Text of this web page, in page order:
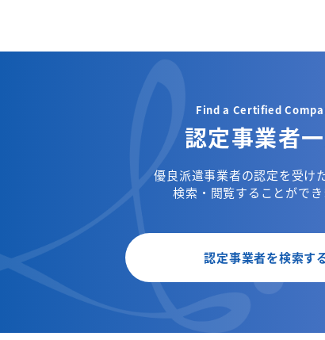
Find a Certified
認定事業者
優良派遣事業者の認定を受け
検索・閲覧することができ
認定事業者を検索す